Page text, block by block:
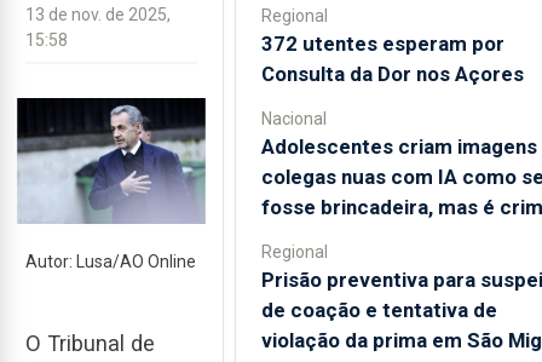
13 de nov. de 2025,
15:58
Autor: Lusa/AO Online
O Tribunal de
Regional
372 utentes esperam por
Consulta da Dor nos Açores
Nacional
Adolescentes criam imagens
colegas nuas com IA como
fosse brincadeira, mas é
Regional
Prisão preventiva para
de coação e tentativa de
violação da prima em São